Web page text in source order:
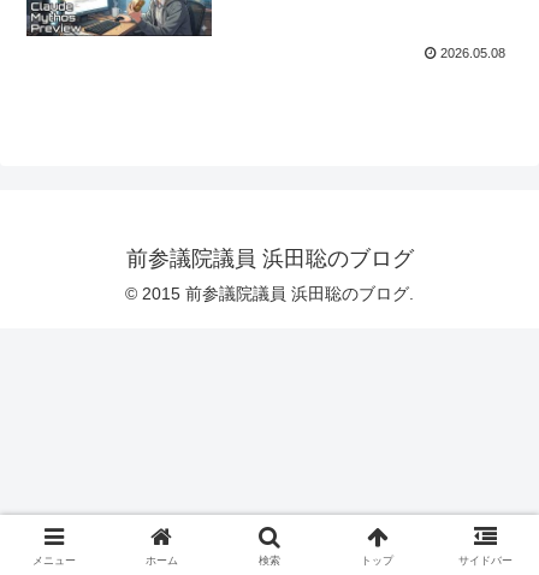
2026.05.08
前参議院議員 浜田聡のブログ
© 2015 前参議院議員 浜田聡のブログ.
メニュー ホーム 検索 トップ サイドバー